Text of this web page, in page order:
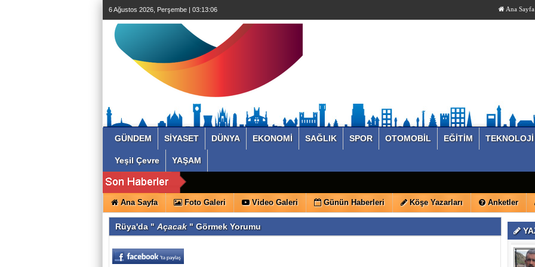
6 Ağustos 2026, Perşembe | 03:13:07 Ana Sayfa
GÜNDEM SİYASET DÜNYA EKONOMİ SAĞLIK SPOR OTOMOBİL EĞİTİM TEKNOLOJİ
Yeşil Çevre YAŞAM
Ana Sayfa Foto Galeri Video Galeri Günün Haberleri Köşe Yazarları Anketler
Rüya'da "Açacak" Görmek Yorumu